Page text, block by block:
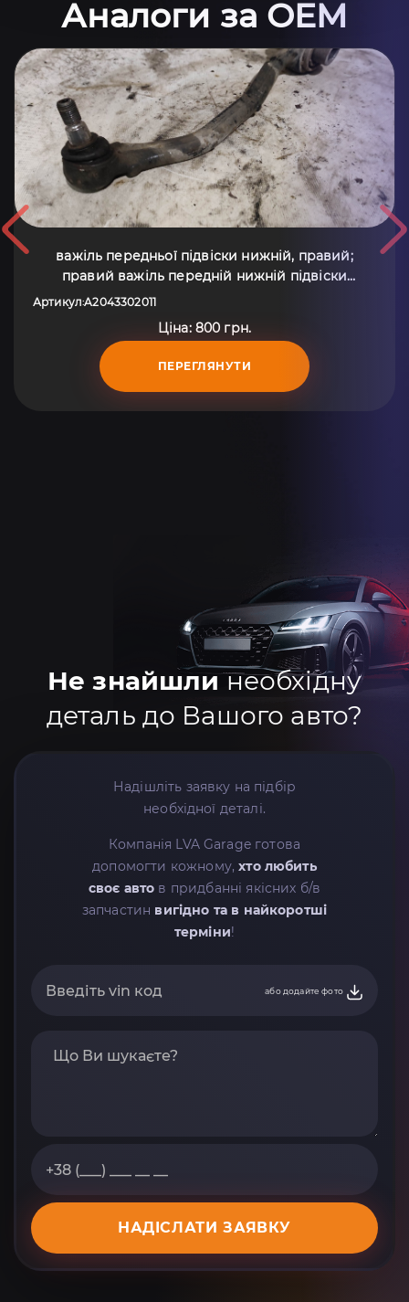
Аналоги за OEM
важіль передньої підвіски нижній, правий;
правий важіль передній нижній підвіски
Mercedes-Benz C-Class W203 (2000-2007)
Артикул:A2043302011
Ціна: 800 грн.
ПЕРЕГЛЯНУТИ
Не знайшлинеобхідну
деталь до Вашого авто?
Надішліть заявку на підбір
необхідної деталі.
Компанія LVA Garage готова
допомогти кожному,хто любить
своє авто в придбанні якісних б/в
запчастин вигідно та в найкоротші
терміни!
або додайте фото
НАДІСЛАТИ ЗАЯВКУ